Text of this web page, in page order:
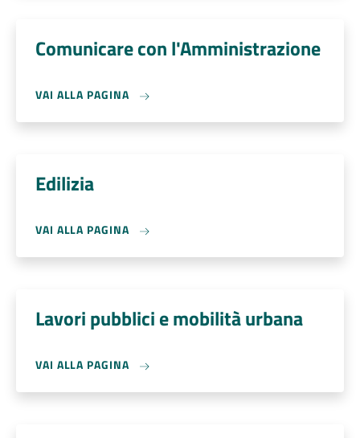
Comunicare con l'Amministrazione
VAI ALLA PAGINA
Edilizia
VAI ALLA PAGINA
Lavori pubblici e mobilità urbana
VAI ALLA PAGINA